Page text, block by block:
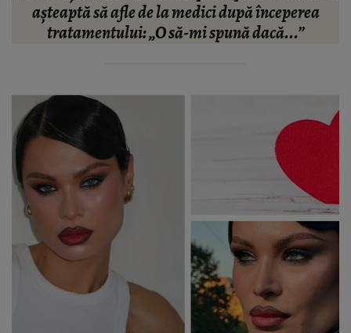
o reacție dură după comentariile primite în
mediul online: „Cât venin! Câtă răutate!”